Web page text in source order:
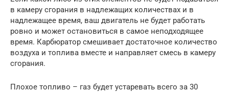
в камеру сгорания в надлежащих количествах и в
надлежащее время, ваш двигатель не будет работать
ровно и может остановиться в самое неподходящее
время. Карбюратор смешивает достаточное количество
воздуха и топлива вместе и направляет смесь в камеру
сгорания.
Плохое топливо – газ будет устаревать всего за 30